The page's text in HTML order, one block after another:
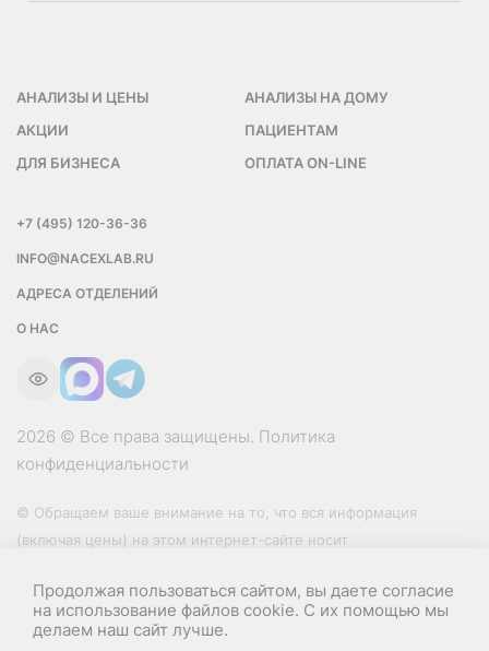
Продолжая пользоваться сайтом, вы даете согласие
на использование файлов cookie. С их помощью мы
делаем наш сайт лучше.
АНАЛИЗЫ И ЦЕНЫ
АНАЛИЗЫ НА ДОМУ
АКЦИИ
ПАЦИЕНТАМ
ДЛЯ БИЗНЕСА
ОПЛАТА ON-LINE
+7 (495) 120-36-36
INFO@NACEXLAB.RU
АДРЕСА ОТДЕЛЕНИЙ
О НАС
2026 © Все права защищены. Политика
конфиденциальности
© Обращаем ваше внимание на то, что вся информация
(включая цены) на этом интернет-сайте носит
условиях не является публичной офертой, определяемой
положениями Статьи 437 (2) Гражданского кодекса РФ.